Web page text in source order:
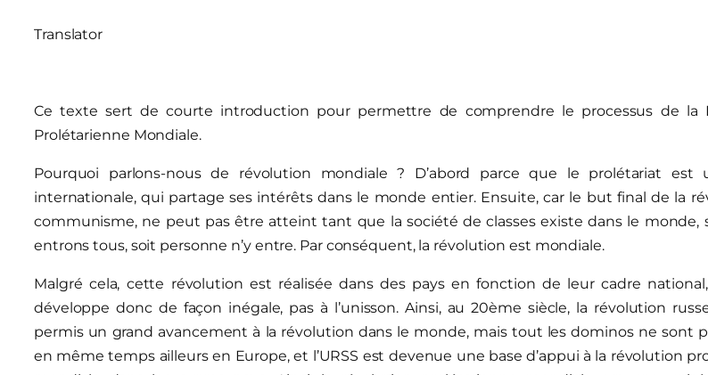
Translator
Ce texte sert de courte introduction pour permettre de comprendre le processus de la
Prolétarienne Mondiale.
Pourquoi parlons-nous de révolution mondiale ? D’abord parce que le prolétariat est
internationale, qui partage ses intérêts dans le monde entier. Ensuite, car le but final de la
communisme, ne peut pas être atteint tant que la société de classes existe dans le monde,
entrons tous, soit personne n’y entre. Par conséquent, la révolution est mondiale.
Malgré cela, cette révolution est réalisée dans des pays en fonction de leur cadre
développe donc de façon inégale, pas à l’unisson. Ainsi, au 20ème siècle, la révolution
permis un grand avancement à la révolution dans le monde, mais tout les dominos ne sont
en même temps ailleurs en Europe, et l’URSS est devenue une base d’appui à la révolution